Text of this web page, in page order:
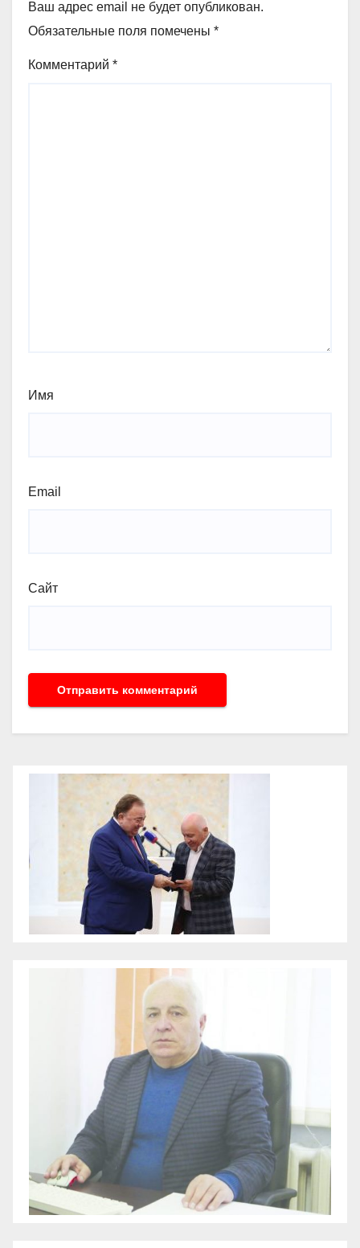
Ваш адрес email не будет опубликован.
Обязательные поля помечены *
Комментарий *
Имя
Email
Сайт